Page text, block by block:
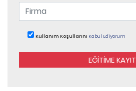
Kullanım Koşullarını Kabul Ediyorum